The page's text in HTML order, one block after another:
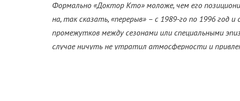
Формально «Доктор Кто» моложе, чем его
на, так сказать, «перерыв» – с 1989-го по 1996 год
промежутков между сезонами или специальными
случае ничуть не утратил атмосферности и